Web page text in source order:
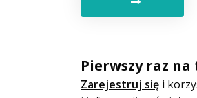
Pierwszy raz
Zarejestruj się i